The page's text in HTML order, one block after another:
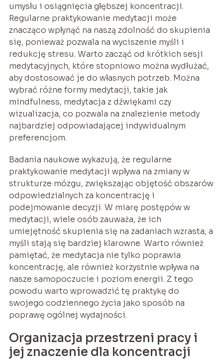
umysłu i osiągnięcia głębszej koncentracji.
Regularne praktykowanie medytacji może
znacząco wpłynąć na naszą zdolność do skupienia
się, ponieważ pozwala na wyciszenie myśli i
redukcję stresu. Warto zacząć od krótkich sesji
medytacyjnych, które stopniowo można wydłużać,
aby dostosować je do własnych potrzeb. Można
wybrać różne formy medytacji, takie jak
mindfulness, medytacja z dźwiękami czy
wizualizacja, co pozwala na znalezienie metody
najbardziej odpowiadającej indywidualnym
preferencjom.
Badania naukowe wykazują, że regularne
praktykowanie medytacji wpływa na zmiany w
strukturze mózgu, zwiększając objętość obszarów
odpowiedzialnych za koncentrację i
podejmowanie decyzji. W miarę postępów w
medytacji, wiele osób zauważa, że ich
umiejętność skupienia się na zadaniach wzrasta, a
myśli stają się bardziej klarowne. Warto również
pamiętać, że medytacja nie tylko poprawia
koncentrację, ale również korzystnie wpływa na
nasze samopoczucie i poziom energii. Z tego
powodu warto wprowadzić tę praktykę do
swojego codziennego życia jako sposób na
poprawę ogólnej wydajności.
Organizacja przestrzeni pracy i
jej znaczenie dla koncentracji